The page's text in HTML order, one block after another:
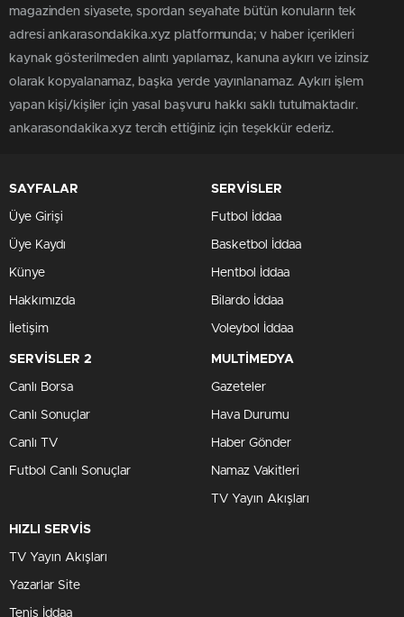
magazinden siyasete, spordan seyahate bütün konuların tek
adresi ankarasondakika.xyz platformunda; v haber içerikleri
kaynak gösterilmeden alıntı yapılamaz, kanuna aykırı ve izinsiz
olarak kopyalanamaz, başka yerde yayınlanamaz. Aykırı işlem
yapan kişi/kişiler için yasal başvuru hakkı saklı tutulmaktadır.
ankarasondakika.xyz tercih ettiğiniz için teşekkür ederiz.
SAYFALAR
Üye Girişi
Üye Kaydı
Künye
Hakkımızda
İletişim
SERVİSLER
Futbol İddaa
Basketbol İddaa
Hentbol İddaa
Bilardo İddaa
Voleybol İddaa
SERVİSLER 2
Canlı Borsa
Canlı Sonuçlar
Canlı TV
Futbol Canlı Sonuçlar
MULTİMEDYA
Gazeteler
Hava Durumu
Haber Gönder
Namaz Vakitleri
TV Yayın Akışları
HIZLI SERVİS
TV Yayın Akışları
Yazarlar Site
Tenis İddaa